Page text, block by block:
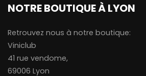
NOTRE BOUTIQUE À LYON
Retrouvez nous à notre boutique:
Viniclub
41 rue vendome,
69006 Lyon